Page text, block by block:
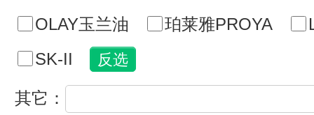
OLAY玉兰油
珀莱雅PROYA
SK-II
其它：